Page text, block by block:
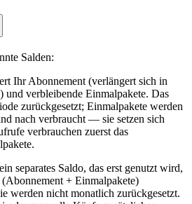
Salden:
Ihr Abonnement (verlängert sich in
und verbleibende Einmalpakete. Das
zurückgesetzt; Einmalpakete werden
nach verbraucht — sie setzen sich
verbrauchen zuerst das
separates Saldo, das erst genutzt wird,
+ Einmalpakete)
werden nicht monatlich zurückgesetzt.